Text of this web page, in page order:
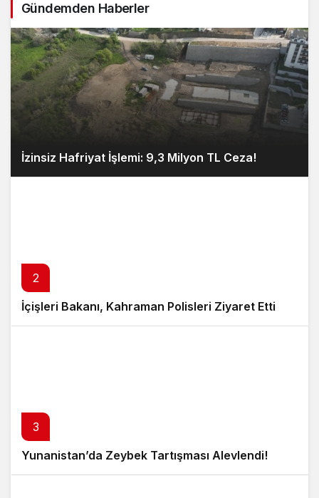
Gündemden Haberler
İzinsiz Hafriyat İşlemi: 9,3 Milyon TL Ceza!
2
İçişleri Bakanı, Kahraman Polisleri Ziyaret Etti
3
Yunanistan’da Zeybek Tartışması Alevlendi!